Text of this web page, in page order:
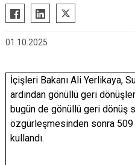
01.10.2025
İçişleri Bakanı Ali Yerlikaya,
ardından gönüllü geri
bugün de gönüllü geri dönüş
özgürleşmesinden sonra
kullandı.